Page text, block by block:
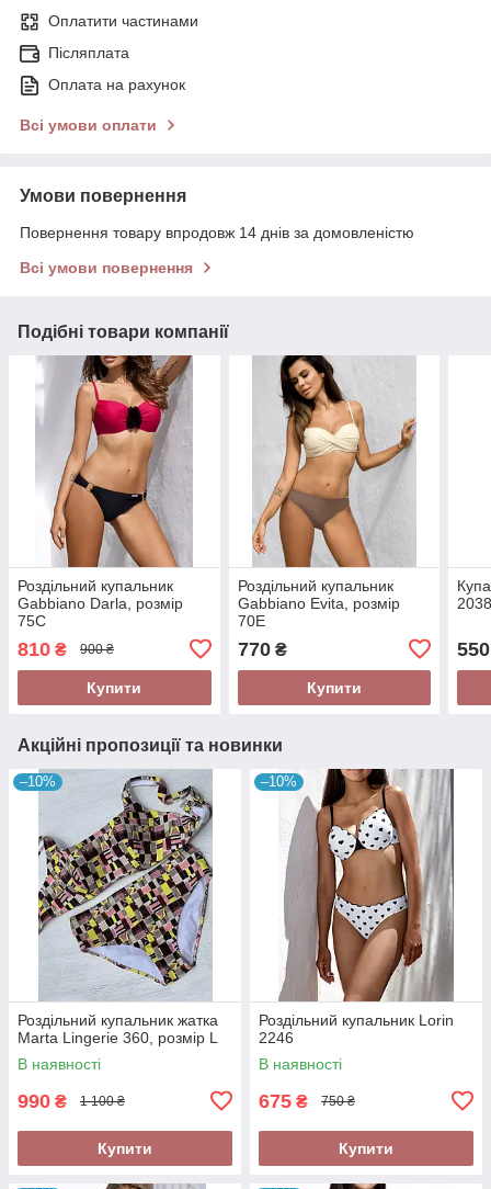
Оплатити частинами
Післяплата
Оплата на рахунок
Всі умови оплати
Умови повернення
Повернення товару впродовж 14 днів за домовленістю
Всі умови повернення
Подібні товари компанії
Роздільний купальник
Gabbiano Darla, розмір
75С
810 ₴ 900 ₴
Купити
Роздільний купальник
Gabbiano Evita, розмір
70E
770₴
Купити
550
Акційні пропозиції та новинки
–10%
Роздільний купальник жатка
Marta Lingerie 360, розмір L
В наявності
990 ₴ 1 100 ₴
Купити
–10%
Роздільний купальник Lorin
2246
В наявності
675 ₴ 750 ₴
Купити